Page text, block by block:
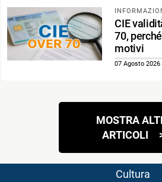
CIE
70,
motivi
07 Agosto 2026
Navigazione
articoli
MOSTRA
ARTICOLI
Cultura